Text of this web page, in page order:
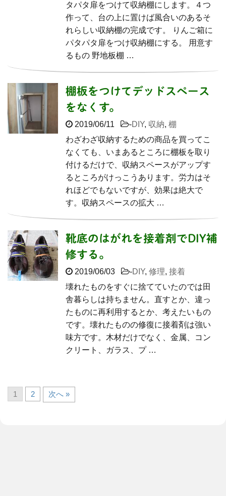
タパタ扉をつけて収納棚にします。４つ
作って、台の上に置けば風合いのあるそ
れらしい収納棚の完成です。 りんご箱に
パタパタ扉をつけ収納棚にする。 用意す
るもの 野地板棚 …
棚板をつけてデッドスペース
をなくす。
2019/06/11 -DIY, 収納, 棚
わざわざ収納するための商品を買ってこ
なくても、いまあるところに棚板を取り
付けるだけで、収納スペースがアップす
るところがけっこうあります。労力はそ
れほどでもないですが、効果は絶大で
す。収納スペースの拡大 …
靴底のはがれを接着剤でDIY補
修する。
2019/06/03 -DIY, 修理, 接着
壊れたものをすぐに捨てていたのでは田
舎暮らしは持ちません。直すとか、違っ
たものに再利用するとか、考えたいもの
です。壊れたものの修復に接着剤は強い
味方です。木材だけでなく、金属、コン
クリート、ガラス、プ …
1 2 次へ »